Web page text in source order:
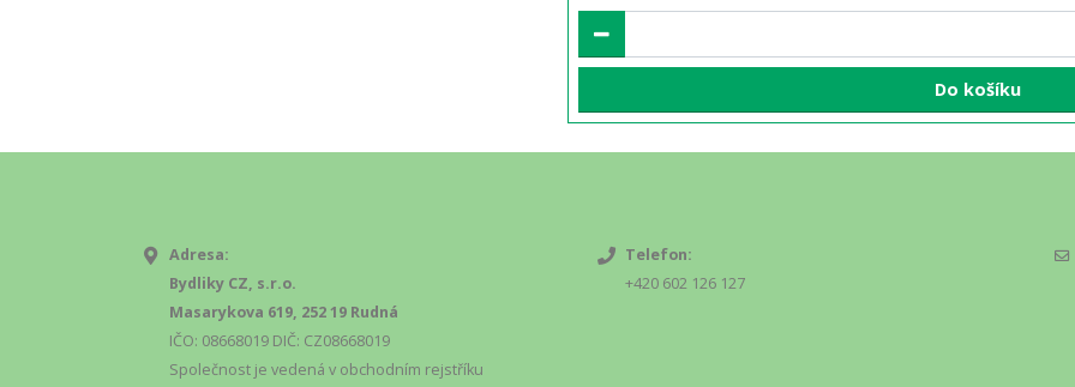
Do košíku
Adresa:
Bydliky CZ, s.r.o.
Masarykova 619, 252 19 Rudná
IČO: 08668019 DIČ: CZ08668019
Společnost je vedená v obchodním rejstříku
Telefon:
+420 602 126 127